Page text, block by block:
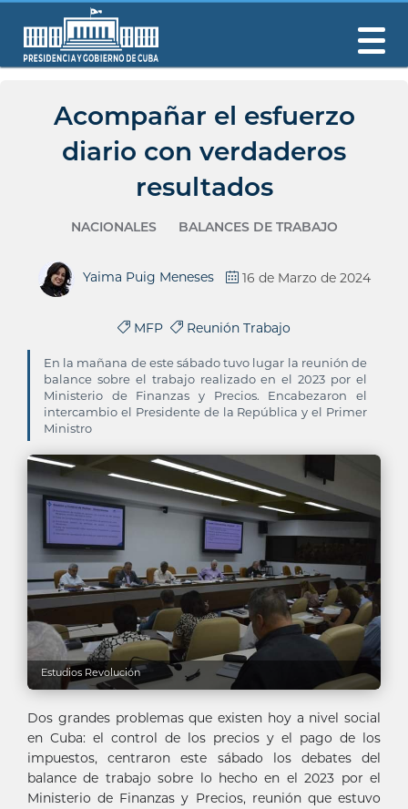
Acompañar el esfuerzo
diario con verdaderos
resultados
NACIONALES BALANCES DE TRABAJO
Yaima Puig Meneses 16 de Marzo de 2024
MFP Reunión Trabajo
En la mañana de este sábado tuvo lugar la reunión de
balance sobre el trabajo realizado en el 2023 por el
Ministerio de Finanzas y Precios. Encabezaron el
intercambio el Presidente de la República y el Primer
Ministro
Estudios Revolución
Dos grandes problemas que existen hoy a nivel social
en Cuba: el control de los precios y el pago de los
impuestos, centraron este sábado los debates del
balance de trabajo sobre lo hecho en el 2023 por el
Ministerio de Finanzas y Precios, reunión que estuvo